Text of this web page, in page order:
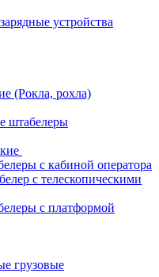
устройства
(Рокла, рохла)
штабелеры
с кабиной оператора
с телескопическими
с платформой
грузовые